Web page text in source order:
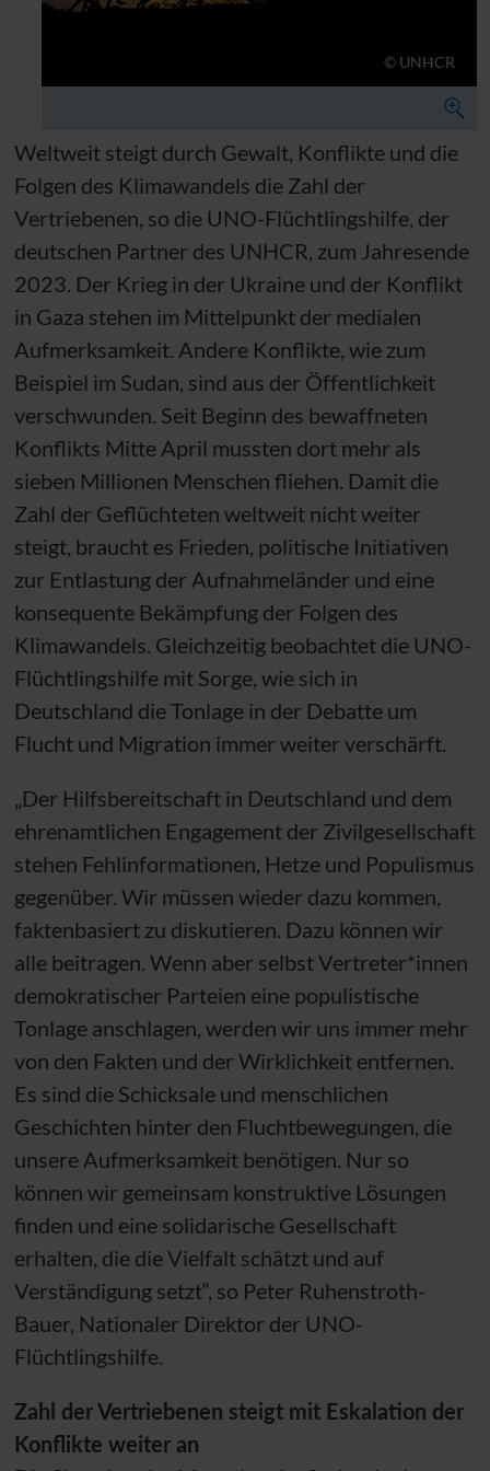
© UNHCR
Weltweit steigt durch Gewalt, Konflikte und die
Folgen des Klimawandels die Zahl der
Vertriebenen, so die UNO-Flüchtlingshilfe, der
deutschen Partner des UNHCR, zum Jahresende
2023. Der Krieg in der Ukraine und der Konflikt
in Gaza stehen im Mittelpunkt der medialen
Aufmerksamkeit. Andere Konflikte, wie zum
Beispiel im Sudan, sind aus der Öffentlichkeit
verschwunden. Seit Beginn des bewaffneten
Konflikts Mitte April mussten dort mehr als
sieben Millionen Menschen fliehen. Damit die
Zahl der Geflüchteten weltweit nicht weiter
steigt, braucht es Frieden, politische Initiativen
zur Entlastung der Aufnahmeländer und eine
konsequente Bekämpfung der Folgen des
Klimawandels. Gleichzeitig beobachtet die UNO-
Flüchtlingshilfe mit Sorge, wie sich in
Deutschland die Tonlage in der Debatte um
Flucht und Migration immer weiter verschärft.
„Der Hilfsbereitschaft in Deutschland und dem
ehrenamtlichen Engagement der Zivilgesellschaft
stehen Fehlinformationen, Hetze und Populismus
gegenüber. Wir müssen wieder dazu kommen,
faktenbasiert zu diskutieren. Dazu können wir
alle beitragen. Wenn aber selbst Vertreter*innen
demokratischer Parteien eine populistische
Tonlage anschlagen, werden wir uns immer mehr
von den Fakten und der Wirklichkeit entfernen.
Es sind die Schicksale und menschlichen
Geschichten hinter den Fluchtbewegungen, die
unsere Aufmerksamkeit benötigen. Nur so
können wir gemeinsam konstruktive Lösungen
finden und eine solidarische Gesellschaft
erhalten, die die Vielfalt schätzt und auf
Verständigung setzt“, so Peter Ruhenstroth-
Bauer, Nationaler Direktor der UNO-
Flüchtlingshilfe.
Zahl der Vertriebenen steigt mit Eskalation der
Konflikte weiter an